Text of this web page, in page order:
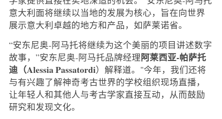
意大利面将继续以当地的发展为核心，旨在向世界
展示意大利卓越的地方和产品，如萨莱诺省。
“安东尼奥-阿马托将继续为这个美丽的项目讲述数字
故事，”安东尼奥-阿马托品牌经理阿莱西亚-帕萨托
迪（Alessia Passatordi）解释道。"今年，我们还将
与有兴趣了解神奇考古世界的学校组织现场直播，
让年轻人和其他人与考古学家直接互动，从而鼓励
研究和发现文化。